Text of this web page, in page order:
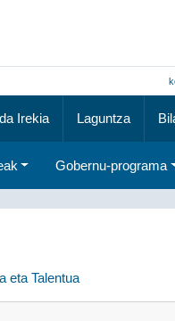
Irekia Laguntza
Gobernu-programa
eta Talentua